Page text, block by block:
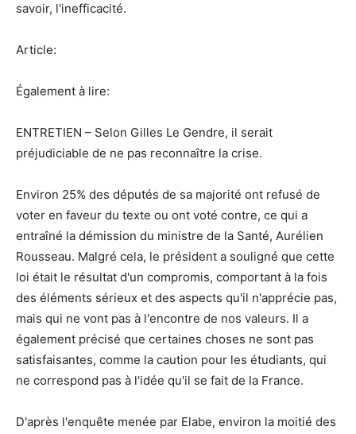
savoir, l'inefficacité.
Article:
Également à lire:
ENTRETIEN – Selon Gilles Le Gendre, il serait
préjudiciable de ne pas reconnaître la crise.
Environ 25% des députés de sa majorité ont refusé de
voter en faveur du texte ou ont voté contre, ce qui a
entraîné la démission du ministre de la Santé, Aurélien
Rousseau. Malgré cela, le président a souligné que cette
loi était le résultat d'un compromis, comportant à la fois
des éléments sérieux et des aspects qu'il n'apprécie pas,
mais qui ne vont pas à l'encontre de nos valeurs. Il a
également précisé que certaines choses ne sont pas
satisfaisantes, comme la caution pour les étudiants, qui
ne correspond pas à l'idée qu'il se fait de la France.
D'après l'enquête menée par Elabe, environ la moitié des